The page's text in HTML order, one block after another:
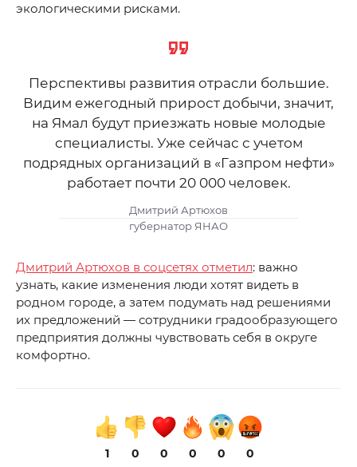
экологическими рисками.
Перспективы развития отрасли большие.
Видим ежегодный прирост добычи, значит,
на Ямал будут приезжать новые молодые
специалисты. Уже сейчас с учетом
подрядных организаций в «Газпром нефти»
работает почти 20 000 человек.
Дмитрий Артюхов
губернатор ЯНАО
Дмитрий Артюхов в соцсетях отметил: важно
узнать, какие изменения люди хотят видеть в
родном городе, а затем подумать над решениями
их предложений — сотрудники градообразующего
предприятия должны чувствовать себя в округе
комфортно.
1 0 0 0 0 0